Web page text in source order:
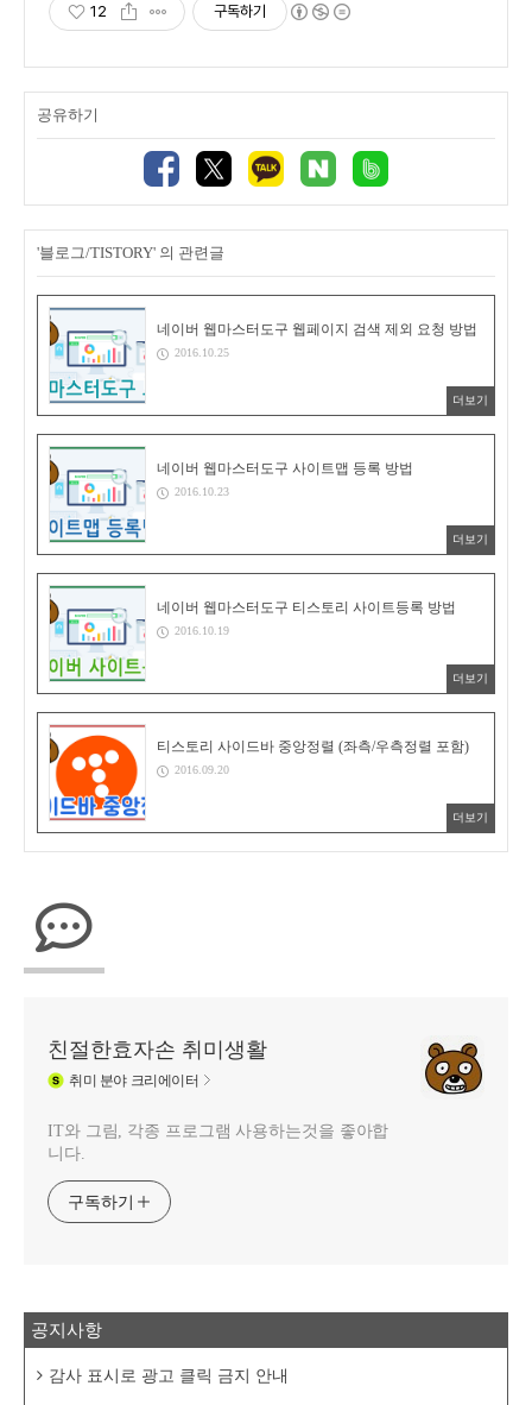
12 구독하기
공유하기
'블로그/TISTORY' 의 관련글
네이버 웹마스터도구 웹페이지 검색 제외 요청 방법
2016.10.25
더보기
네이버 웹마스터도구 사이트맵 등록 방법
2016.10.23
더보기
네이버 웹마스터도구 티스토리 사이트등록 방법
2016.10.19
더보기
티스토리 사이드바 중앙정렬 (좌측/우측정렬 포함)
2016.09.20
더보기
친절한효자손 취미생활
취미 분야 크리에이터
IT와 그림, 각종 프로그램 사용하는것을 좋아합
니다.
구독하기
공지사항
감사 표시로 광고 클릭 금지 안내